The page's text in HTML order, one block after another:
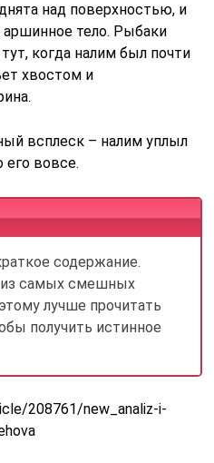
над поверхностью, и
аршинное тело. Рыбаки
когда налим был почти
хвостом и
всплеск – налим уплыл
его вовсе.
содержание.
из самых смешных
лучше прочитать
получить истинное
208761/new_analiz-i-